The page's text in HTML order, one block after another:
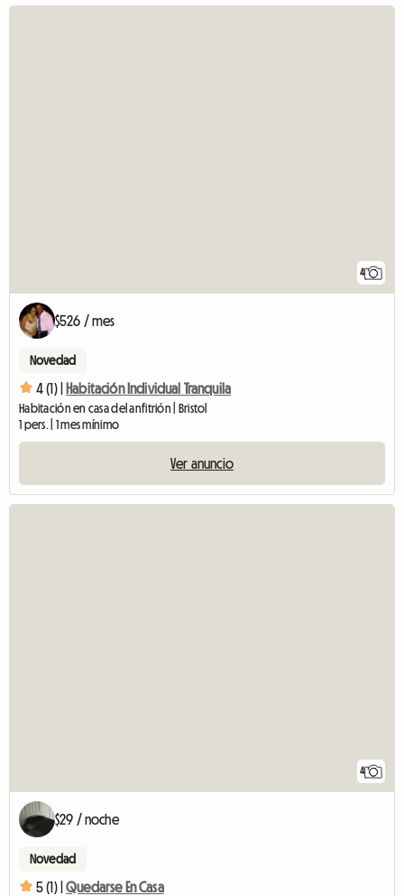
4
$526 / mes
Novedad
4 (1) | Habitación Individual Tranquila
Habitación en casa del anfitrión | Bristol
1 pers. | 1 mes mínimo
Ver anuncio
4
$29 / noche
Novedad
5 (1) | Quedarse En Casa